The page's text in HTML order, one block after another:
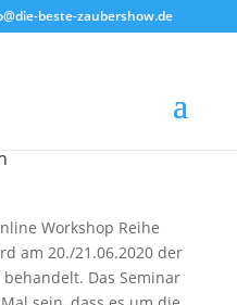
beste-zaubershow.de
Workshop Reihe
am 20./21.06.2020 der
Das Seminar